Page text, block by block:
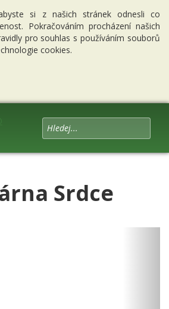
si z našich stránek odnesli co
Pokračováním procházení našich
pro souhlas s používáním souborů
cookies.
Srdce